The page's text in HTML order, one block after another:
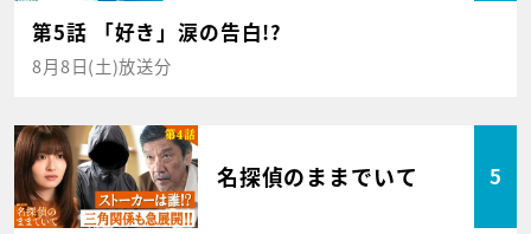
第5話 「好き」涙の告白!?
8月8日(土)放送分
名探偵のままでいて 5